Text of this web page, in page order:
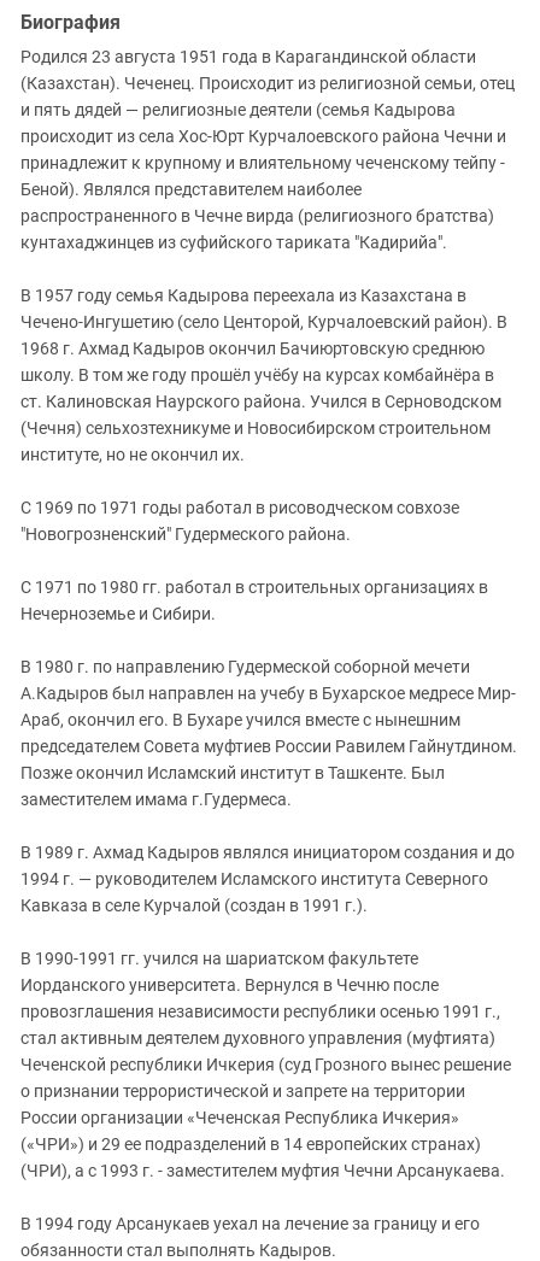
ЮФО
Биография
Родился 23 августа 1951 года в Карагандинской области
(Казахстан). Чеченец. Происходит из религиозной семьи, отец
и пять дядей — религиозные деятели (семья Кадырова
происходит из села Хос-Юрт Курчалоевского района Чечни и
принадлежит к крупному и влиятельному чеченскому тейпу -
Беной). Являлся представителем наиболее
распространенного в Чечне вирда (религиозного братства)
кунтахаджинцев из суфийского тариката "Кадирийа".
В 1957 году семья Кадырова переехала из Казахстана в
Чечено-Ингушетию (село Центорой, Курчалоевский район). В
1968 г. Ахмад Кадыров окончил Бачиюртовскую среднюю
школу. В том же году прошёл учёбу на курсах комбайнёра в
ст. Калиновская Наурского района. Учился в Серноводском
(Чечня) сельхозтехникуме и Новосибирском строительном
институте, но не окончил их.
С 1969 по 1971 годы работал в рисоводческом совхозе
"Новогрозненский" Гудермеского района.
С 1971 по 1980 гг. работал в строительных организациях в
Нечерноземье и Сибири.
В 1980 г. по направлению Гудермеской соборной мечети
А.Кадыров был направлен на учебу в Бухарское медресе Мир-
Араб, окончил его. В Бухаре учился вместе с нынешним
председателем Совета муфтиев России Равилем Гайнутдином.
Позже окончил Исламский институт в Ташкенте. Был
заместителем имама г.Гудермеса.
В 1989 г. Ахмад Кадыров являлся инициатором создания и до
1994 г. — руководителем Исламского института Северного
Кавказа в селе Курчалой (создан в 1991 г.).
В 1990-1991 гг. учился на шариатском факультете
Иорданского университета. Вернулся в Чечню после
провозглашения независимости республики осенью 1991 г.,
стал активным деятелем духовного управления (муфтията)
Чеченской республики Ичкерия (суд Грозного вынес решение
о признании террористической и запрете на территории
России организации «Чеченская Республика Ичкерия»
(«ЧРИ») и 29 ее подразделений в 14 европейских странах)
(ЧРИ), а с 1993 г. - заместителем муфтия Чечни Арсанукаева.
В 1994 году Арсанукаев уехал на лечение за границу и его
обязанности стал выполнять Кадыров.